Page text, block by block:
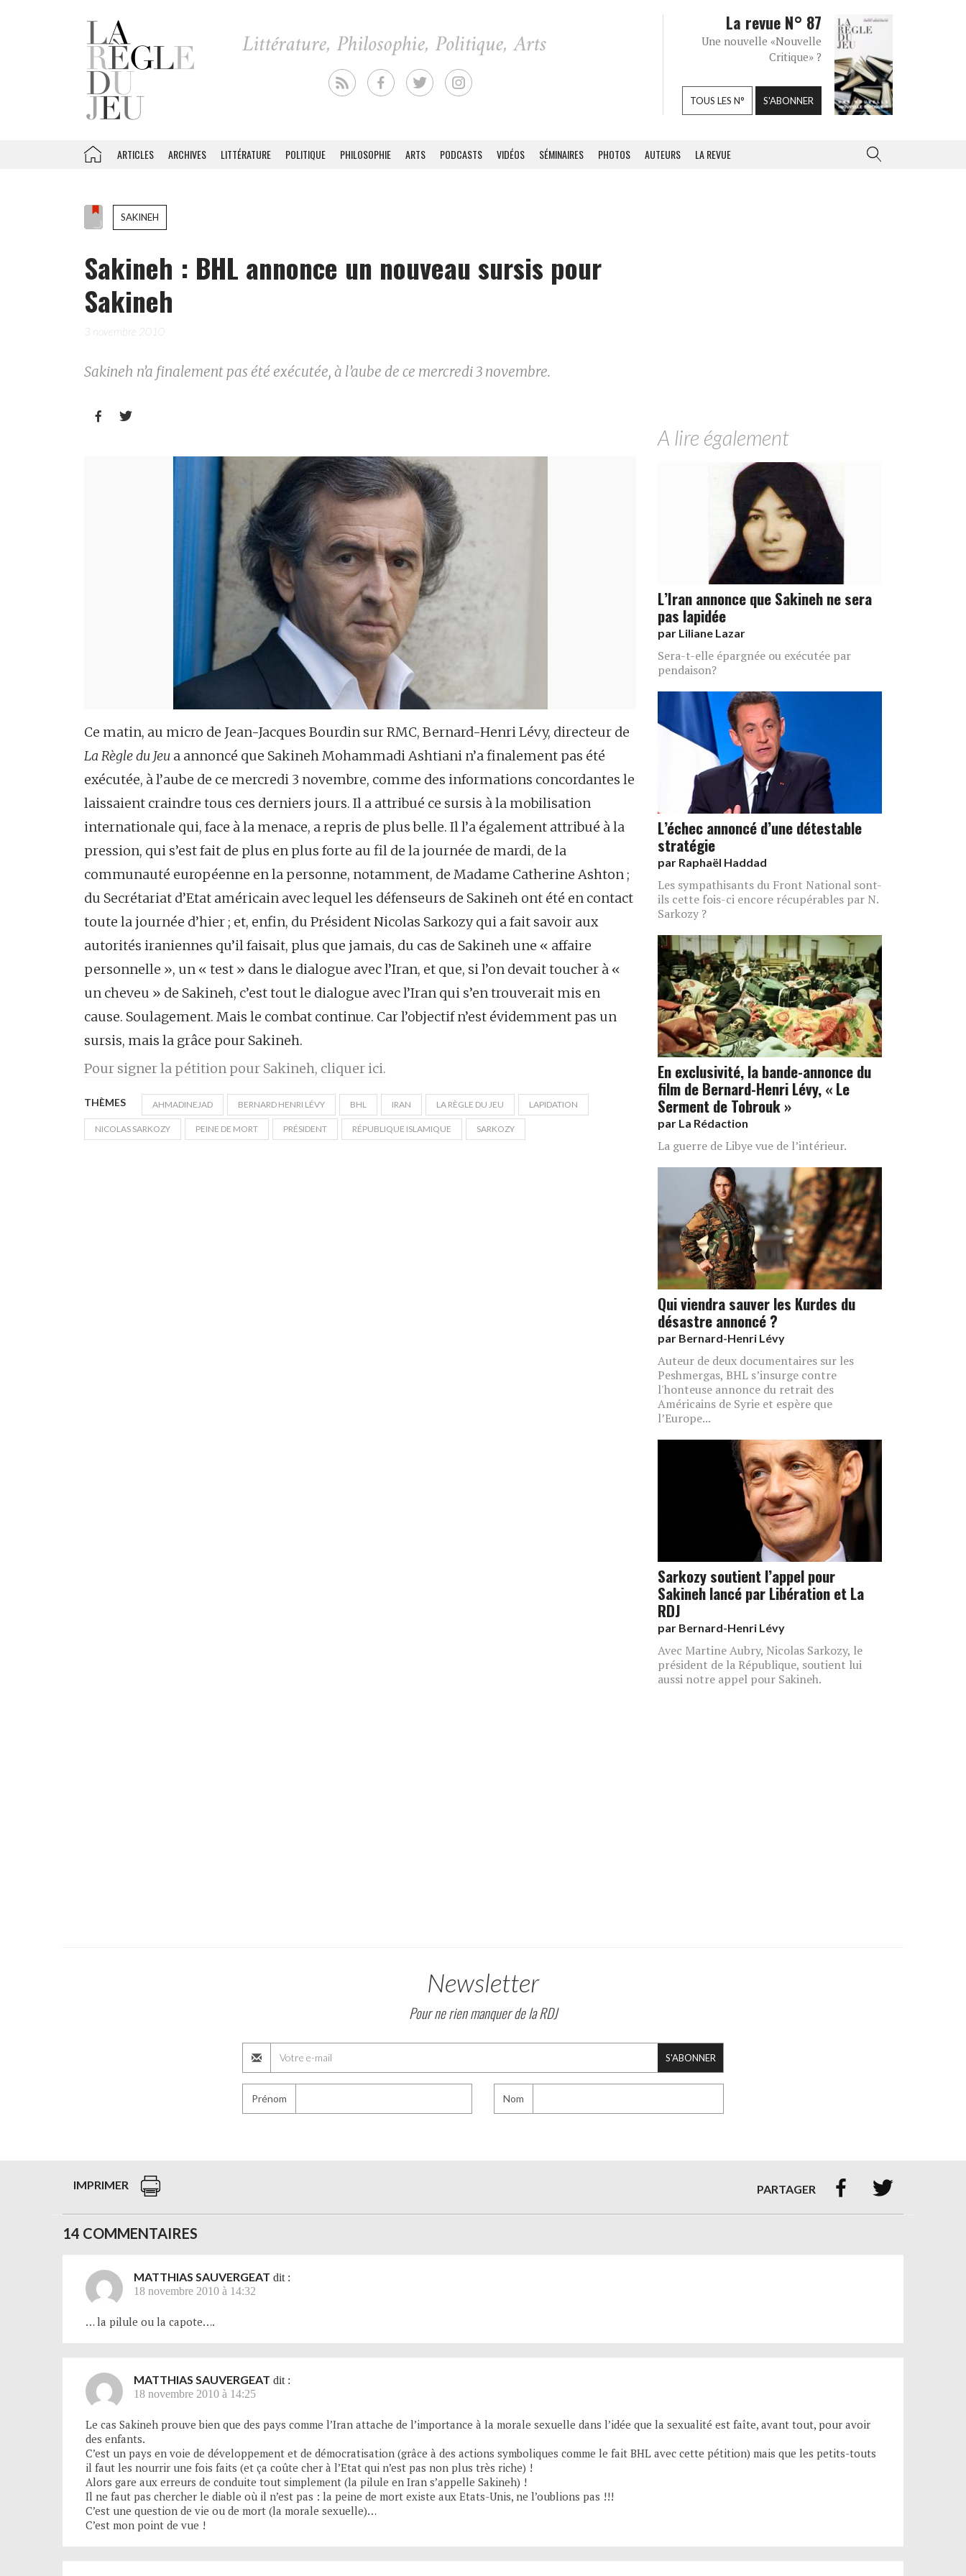
La revue N° 87
Une nouvelle «Nouvelle
Critique» ?
TOUS LES N° S'ABONNER
ARTICLES ARCHIVES LITTÉRATURE POLITIQUE PHILOSOPHIE ARTS PODCASTS VIDÉOS SÉMINAIRES PHOTOS AUTEURS LA REVUE
SAKINEH
Sakineh : BHL annonce un nouveau sursis pour
Sakineh
3 novembre 2010
Sakineh n’a finalement pas été exécutée, à l’aube de ce mercredi 3 novembre.
 
Ce matin, au micro de Jean-Jacques Bourdin sur RMC, Bernard-Henri Lévy, directeur de
La Règle du Jeu a annoncé que Sakineh Mohammadi Ashtiani n’a finalement pas été
exécutée, à l’aube de ce mercredi 3 novembre, comme des informations concordantes le
laissaient craindre tous ces derniers jours. Il a attribué ce sursis à la mobilisation
internationale qui, face à la menace, a repris de plus belle. Il l’a également attribué à la
pression, qui s’est fait de plus en plus forte au fil de la journée de mardi, de la
communauté européenne en la personne, notamment, de Madame Catherine Ashton ;
du Secrétariat d’Etat américain avec lequel les défenseurs de Sakineh ont été en contact
toute la journée d’hier ; et, enfin, du Président Nicolas Sarkozy qui a fait savoir aux
autorités iraniennes qu’il faisait, plus que jamais, du cas de Sakineh une « affaire
personnelle », un « test » dans le dialogue avec l’Iran, et que, si l’on devait toucher à «
un cheveu » de Sakineh, c’est tout le dialogue avec l’Iran qui s’en trouverait mis en
cause. Soulagement. Mais le combat continue. Car l’objectif n’est évidemment pas un
sursis, mais la grâce pour Sakineh.
Pour signer la pétition pour Sakineh, cliquer ici.
THÈMES AHMADINEJAD BERNARD HENRI LÉVY BHL IRAN LA RÈGLE DU JEU LAPIDATION
NICOLAS SARKOZY PEINE DE MORT PRÉSIDENT RÉPUBLIQUE ISLAMIQUE SARKOZY
A lire également
L’Iran annonce que Sakineh ne sera
pas lapidée
par Liliane Lazar
Sera-t-elle épargnée ou exécutée par
pendaison?
L’échec annoncé d’une détestable
stratégie
par Raphaël Haddad
Les sympathisants du Front National sont-
ils cette fois-ci encore récupérables par N.
Sarkozy ?
En exclusivité, la bande-annonce du
film de Bernard-Henri Lévy, « Le
Serment de Tobrouk »
par La Rédaction
La guerre de Libye vue de l’intérieur.
Qui viendra sauver les Kurdes du
désastre annoncé ?
par Bernard-Henri Lévy
Auteur de deux documentaires sur les
Peshmergas, BHL s’insurge contre
l'honteuse annonce du retrait des
Américains de Syrie et espère que
l’Europe...
Sarkozy soutient l’appel pour
Sakineh lancé par Libération et La
RDJ
par Bernard-Henri Lévy
Avec Martine Aubry, Nicolas Sarkozy, le
président de la République, soutient lui
aussi notre appel pour Sakineh.
Newsletter
Pour ne rien manquer de la RDJ
S'ABONNER
Prénom Nom
IMPRIMER PARTAGER  
14 COMMENTAIRES
MATTHIAS SAUVERGEAT dit :
18 novembre 2010 à 14:32
… la pilule ou la capote….
MATTHIAS SAUVERGEAT dit :
18 novembre 2010 à 14:25
Le cas Sakineh prouve bien que des pays comme l’Iran attache de l’importance à la morale sexuelle dans l’idée que la sexualité est faîte, avant tout, pour avoir
des enfants.
C’est un pays en voie de développement et de démocratisation (grâce à des actions symboliques comme le fait BHL avec cette pétition) mais que les petits-touts
il faut les nourrir une fois faits (et ça coûte cher à l’Etat qui n’est pas non plus très riche) !
Alors gare aux erreurs de conduite tout simplement (la pilule en Iran s’appelle Sakineh) !
Il ne faut pas chercher le diable où il n’est pas : la peine de mort existe aux Etats-Unis, ne l’oublions pas !!!
C’est une question de vie ou de mort (la morale sexuelle)…
C’est mon point de vue !